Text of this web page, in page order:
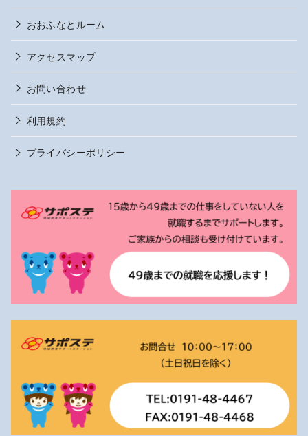
おおふなとルーム
アクセスマップ
お問い合わせ
利用規約
プライバシーポリシー